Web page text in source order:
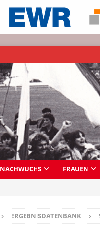
NACHWUCHS FRAUEN
ERGEBNISDATENBANK